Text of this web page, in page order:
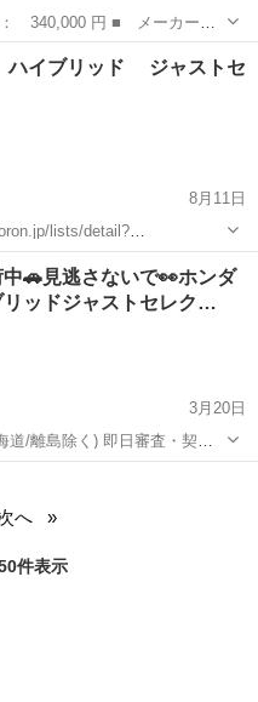
グレード名： Ｇ ジャス
■ ドア枚数： 5D ■ ミッシ
ハイブリッド ジャストセ
8月11日
lists/detail?
✨...
ロン
🚗見逃さないで👀ホンダ
ッドジャストセレク…
3月20日
/離島除く) 即日審査・契約
へ
件表示